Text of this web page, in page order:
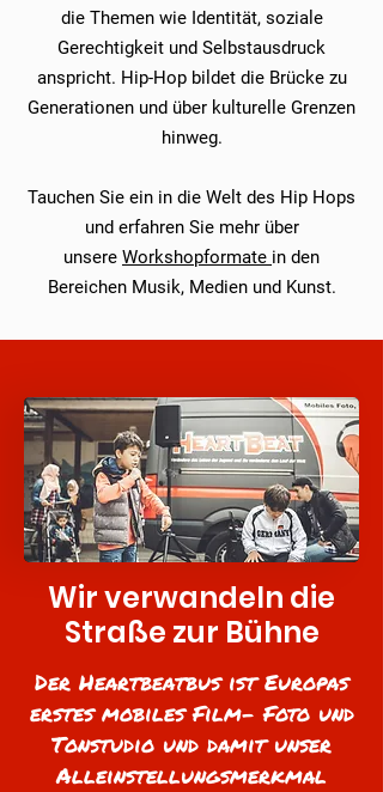
die Themen wie Identität, soziale
Gerechtigkeit und Selbstausdruck
anspricht. Hip-Hop bildet die Brücke zu
Generationen und über kulturelle Grenzen
hinweg.
Tauchen Sie ein in die Welt des Hip Hops
und erfahren Sie mehr über
unsere Workshopformate in den
Bereichen Musik, Medien und Kunst.
Wir verwandeln die
Straße zur Bühne
Der Heartbeatbus ist Europas
erstes mobiles Film- Foto und
Tonstudio und damit unser
Alleinstellungsmerkmal